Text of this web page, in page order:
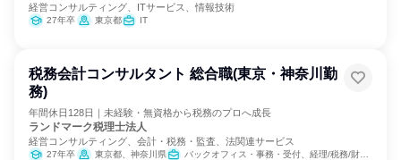
経営コンサルティング、ITサービス、情報技術
27年卒 東京都 IT
税務会計コンサルタント 総合職(東京・神奈川勤
務)
年間休日128日｜未経験・無資格から税務のプロへ成長
ランドマーク税理士法人
経営コンサルティング、会計・税務・監査、法関連サービス
27年卒 東京都、神奈川県 バックオフィス・事務・受付、経理/税務/財務、人事、総務、経営/事業企画、金融専門職